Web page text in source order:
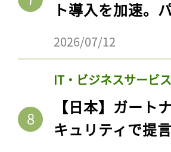
ト導入を加速。
2026/07/12
IT・ビジネスサービス
【日本】ガー
キュリティで提